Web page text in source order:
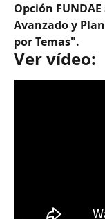
Opción
Avanzado y
por Temas".
Ver vídeo: